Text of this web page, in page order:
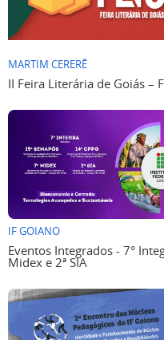
MARTIM CERERÊ
II Feira Literária de Goiás –
IF GOIANO
Eventos Integrados - 7°
Midex e 2ª SIA